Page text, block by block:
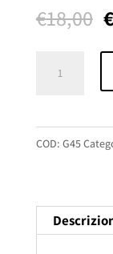
€18,00 Il
Color
quantità
COD: G45